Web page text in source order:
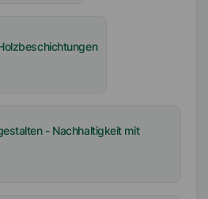
- Nachhaltigkeit mit